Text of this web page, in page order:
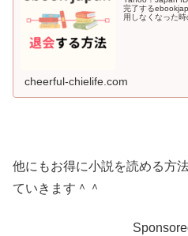
完了する
用しなくなった
cheerful-chielife.com
他にもお得に小説を読める方
ていきます＾＾